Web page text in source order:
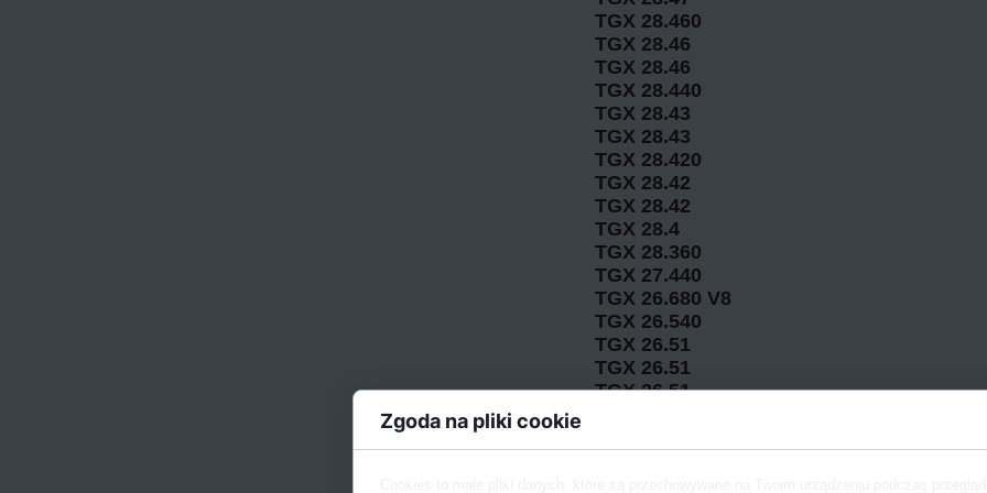
TGX 28.460
TGX 28.46
TGX 28.46
TGX 28.440
TGX 28.43
TGX 28.43
TGX 28.420
TGX 28.42
TGX 28.42
TGX 28.4
TGX 28.360
TGX 27.440
TGX 26.680 V8
TGX 26.540
TGX 26.51
TGX 26.51
TGX 26.51
Zgoda na pliki cookie